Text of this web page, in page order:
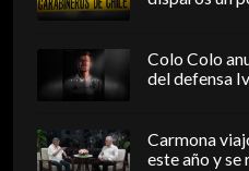
Colo Colo
del defensa
Carmona
este año y se